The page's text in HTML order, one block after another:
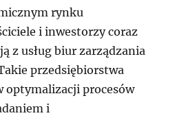
rynku
i inwestorzy coraz
z usług biur zarządzania
przedsiębiorstwa
optymalizacji procesów
i